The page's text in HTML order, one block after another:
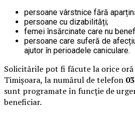
persoane vârstnice fără
persoane cu dizabilități;
femei însărcinate care nu
persoane care suferă de
ajutor în perioadele caniculare.
Solicitările pot fi făcute la orice
Timișoara, la numărul de telefon
sunt programate în funcție de
beneficiar.